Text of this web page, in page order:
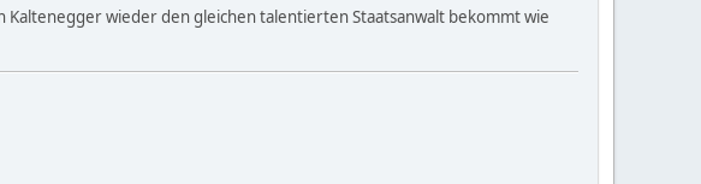
wieder den gleichen talentierten Staatsanwalt bekommt wie